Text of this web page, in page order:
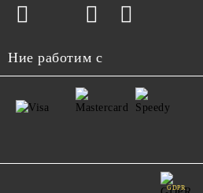
Ние работим с
GDPR